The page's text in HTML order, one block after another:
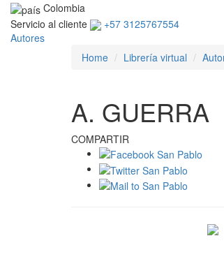
Colombia
Servicio al cliente
+57 3125767554
Autores
Home
Librería virtual
A. GUERRA
COMPARTIR